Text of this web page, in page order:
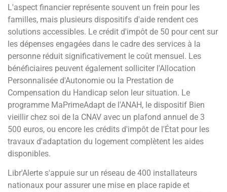
L'aspect financier représente souvent un frein pour les
familles, mais plusieurs dispositifs d'aide rendent ces
solutions accessibles. Le crédit d'impôt de 50 pour cent sur
les dépenses engagées dans le cadre des services à la
personne réduit significativement le coût mensuel. Les
bénéficiaires peuvent également solliciter l'Allocation
Personnalisée d'Autonomie ou la Prestation de
Compensation du Handicap selon leur situation. Le
programme MaPrimeAdapt de l'ANAH, le dispositif Bien
vieillir chez soi de la CNAV avec un plafond annuel de 3
500 euros, ou encore les crédits d'impôt de l'État pour les
travaux d'adaptation du logement complètent les aides
disponibles.
Libr'Alerte s'appuie sur un réseau de 400 installateurs
nationaux pour assurer une mise en place rapide et